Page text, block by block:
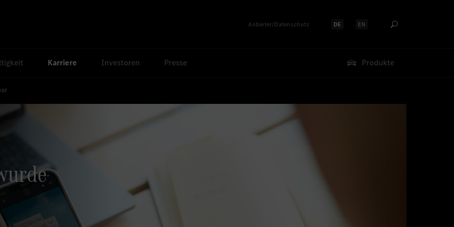
Anbieter/Datenschutz Sprache auswählen:
DE Sprache auswählen:
EN
Karriere Investoren Presse Produkte